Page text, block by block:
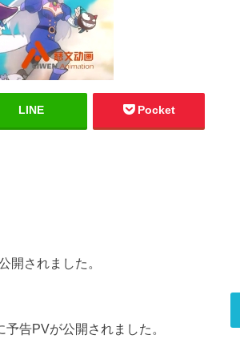
LINE Pocket
開されました。
告PVが公開されました。